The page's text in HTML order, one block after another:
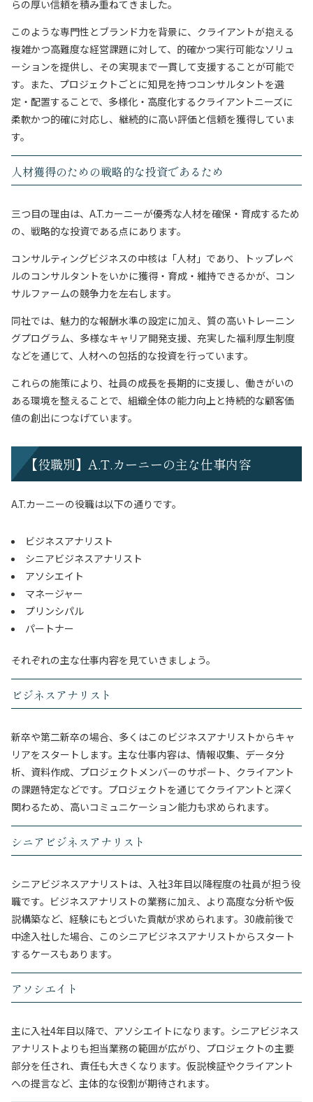
らの厚い信頼を積み重ねてきました。
このような専門性とブランド力を背景に、クライアントが抱える
複雑かつ高難度な経営課題に対して、的確かつ実行可能なソリュ
ーションを提供し、その実現まで一貫して支援することが可能で
す。また、プロジェクトごとに知見を持つコンサルタントを選
定・配置することで、多様化・高度化するクライアントニーズに
柔軟かつ的確に対応し、継続的に高い評価と信頼を獲得していま
す。
人材獲得のための戦略的な投資であるため
三つ目の理由は、A.T.カーニーが優秀な人材を確保・育成するため
の、戦略的な投資である点にあります。
コンサルティングビジネスの中核は「人材」であり、トップレベ
ルのコンサルタントをいかに獲得・育成・維持できるかが、コン
サルファームの競争力を左右します。
同社では、魅力的な報酬水準の設定に加え、質の高いトレーニン
グプログラム、多様なキャリア開発支援、充実した福利厚生制度
などを通じて、人材への包括的な投資を行っています。
これらの施策により、社員の成長を長期的に支援し、働きがいの
ある環境を整えることで、組織全体の能力向上と持続的な顧客価
値の創出につなげています。
【役職別】A.T.カーニーの主な仕事内容
A.T.カーニーの役職は以下の通りです。
ビジネスアナリスト
シニアビジネスアナリスト
アソシエイト
マネージャー
プリンシパル
パートナー
それぞれの主な仕事内容を見ていきましょう。
ビジネスアナリスト
新卒や第二新卒の場合、多くはこのビジネスアナリストからキャ
リアをスタートします。主な仕事内容は、情報収集、データ分
析、資料作成、プロジェクトメンバーのサポート、クライアント
の課題特定などです。プロジェクトを通じてクライアントと深く
関わるため、高いコミュニケーション能力も求められます。
シニアビジネスアナリスト
シニアビジネスアナリストは、入社3年目以降程度の社員が担う役
職です。ビジネスアナリストの業務に加え、より高度な分析や仮
説構築など、経験にもとづいた貢献が求められます。30歳前後で
中途入社した場合、このシニアビジネスアナリストからスタート
するケースもあります。
アソシエイト
主に入社4年目以降で、アソシエイトになります。シニアビジネス
アナリストよりも担当業務の範囲が広がり、プロジェクトの主要
部分を任され、責任も大きくなります。仮説検証やクライアント
への提言など、主体的な役割が期待されます。